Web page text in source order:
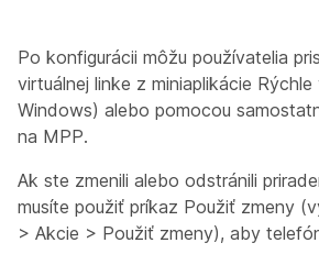
Po konfigurácii môžu používatelia
virtuálnej linke z miniaplikácie
Windows) alebo pomocou
na MPP.
Ak ste zmenili alebo odstránili
musíte použiť príkaz Použiť zmeny
> Akcie > Použiť zmeny), aby